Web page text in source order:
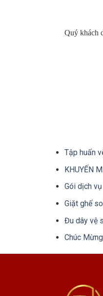
Quý khách
Tập huấn
KHUYẾN
Gói dịch
Giặt ghế
Đu dây vệ
Chúc